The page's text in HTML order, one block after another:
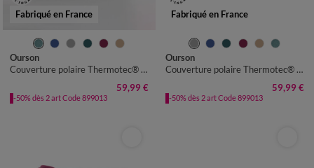
Fabriqué en France
Ourson
Couverture polaire Thermotec® 350 g/m²
59,99 €
-50% dès 2 art Code 899013
Fabriqué en France
Ourson
Couverture polaire Thermotec® 350 g/m²
59,99 €
-50% dès 2 art Code 899013